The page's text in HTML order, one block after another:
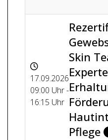
17.09.2026
09:00 Uhr -
16:15 Uhr
Skin
Pflege